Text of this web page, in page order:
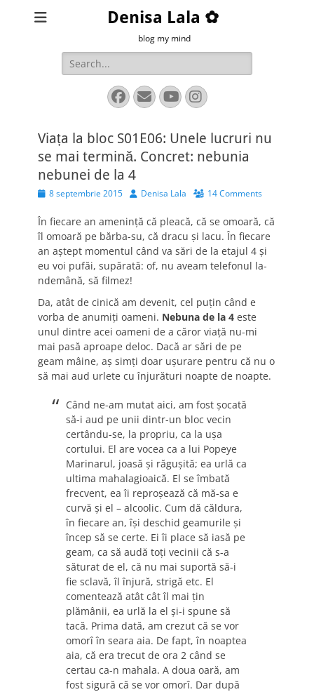
Denisa Lala ✿
blog my mind
Search
for:
Facebook
EmailYouTube
Instagram
Viața la bloc S01E06: Unele lucruri nu
se mai termină. Concret: nebunia
nebunei de la 4
Posted
8 septembrie 2015 AuthorDenisa Lala 14 Comments
În fiecare an amenință că pleacă, că se omoară, că
îl omoară pe bărba-su, că dracu și lacu. În fiecare
an aștept momentul când va sări de la etajul 4 și
eu voi pufăi, supărată: of, nu aveam telefonul la-
ndemână, să filmez!
Da, atât de cinică am devenit, cel puțin când e
vorba de anumiți oameni. Nebuna de la 4 este
unul dintre acei oameni de a căror viață nu-mi
mai pasă aproape deloc. Dacă ar sări de pe
geam mâine, aș simți doar ușurare pentru că nu o
să mai aud urlete cu înjurături noapte de noapte.
Când ne-am mutat aici, am fost șocată
să-i aud pe unii dintr-un bloc vecin
certându-se, la propriu, ca la ușa
cortului. El are vocea ca a lui Popeye
Marinarul, joasă și răgușită; ea urlă ca
ultima mahalagioaică. El se îmbată
frecvent, ea îi reproșează că mă-sa e
curvă și el – alcoolic. Cum dă căldura,
în fiecare an, își deschid geamurile și
încep să se certe. Ei îi place să iasă pe
geam, ca să audă toți vecinii că s-a
săturat de el, că nu mai suportă să-i
fie sclavă, îl înjură, strigă etc. El
comentează atât cât îl mai țin
plămânii, ea urlă la el și-i spune să
tacă. Prima dată, am crezut că se vor
omorî în seara aia. De fapt, în noaptea
aia, că era trecut de ora 2 când se
certau ca-n mahala. A doua oară, am
fost sigură că se vor omorî. Dar după